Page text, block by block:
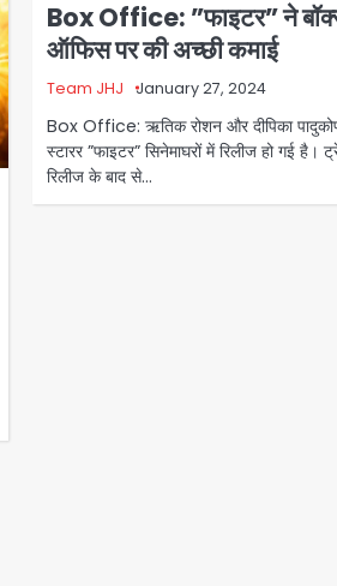
Box Office: ”फाइटर” ने
ऑफिस पर की अच्छी कमाई
Team JHJ January 27, 2024
Box Office: ऋतिक रोशन और दीपिका
स्टारर ”फाइटर” सिनेमाघरों में रिलीज हो गई है।
रिलीज के बाद से…